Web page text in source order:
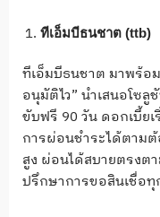
ทีเอ็มบีธนชาต (ttb)
ทีเอ็มบีธนชาต มาพร้อ
อนุมัติไว” นำเสนอโซ
ขับฟรี 90 วัน ดอกเบี้ยเ
การผ่อนชำระได้ตามต้
สูง ผ่อนได้สบายตรงต
ปรึกษาการขอสินเชื่อ